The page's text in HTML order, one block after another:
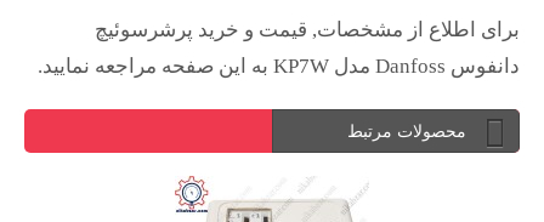
برای اطلاع از مشخصات, قیمت و خرید پرشرسوئیچ
دانفوس Danfoss مدل KP7W به این صفحه مراجعه نمایید.
محصولات مرتبط